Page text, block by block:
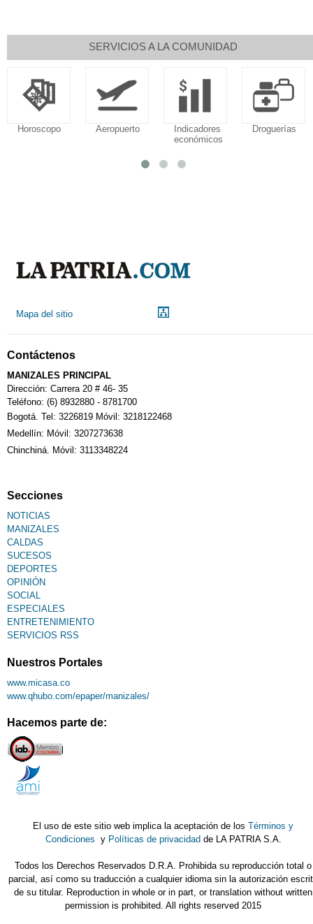
SERVICIOS A LA COMUNIDAD
Horoscopo Aeropuerto
Indicadores
económicos
Droguerías
Mapa del sitio
Contáctenos
MANIZALES PRINCIPAL
Dirección: Carrera 20 # 46- 35
Teléfono: (6) 8932880 - 8781700
Bogotá. Tel: 3226819 Móvil: 3218122468
Medellín: Móvil: 3207273638
Chinchiná. Móvil: 3113348224
Secciones
NOTICIAS
MANIZALES
CALDAS
SUCESOS
DEPORTES
OPINIÓN
SOCIAL
ESPECIALES
ENTRETENIMIENTO
SERVICIOS RSS
Nuestros Portales
www.micasa.co
www.qhubo.com/epaper/manizales/
Hacemos parte de:
El uso de este sitio web implica la aceptación de losTérminos y
Condiciones y Políticas de privacidad de LA PATRIA S.A.
Todos los Derechos Reservados D.R.A. Prohibida su reproducción total o
parcial, así como su traducción a cualquier idioma sin la autorización
de su titular. Reproduction in whole or in part, or translation without written
permission is prohibited. All rights reserved 2015